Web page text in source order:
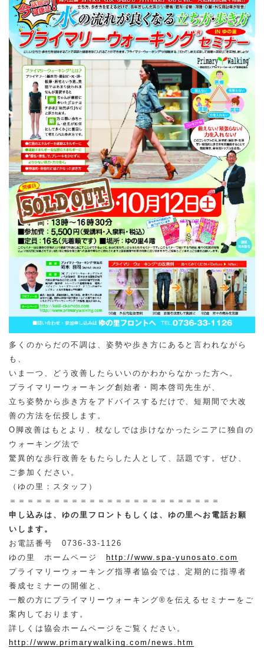
多くのからだの不調は、姿勢や歩き方にあると言われながら
も、
いま一つ、どう改善したらいいのかわからなかった方へ。
プライマリーウォーキング創始者・岡本啓司先生が、
立ち姿勢から歩き方をアドバイスするだけで、短期間で大改
善の方法を伝授します。
O脚改善はもとより、杖なしでは歩けなかったシニアに独自の
ウォーキング法で
驚異的な歩行改善をもたらした人として、話題です。ぜひ、
ご参加ください。
（ゆの里：スタッフ）
＝＝＝＝＝＝＝＝＝＝＝＝＝＝＝＝＝＝＝＝＝＝＝＝
申し込みは、ゆの里フロントもしくは、ゆの里へお電話お願
いします。
お電話番号 0736-33-1126
ゆの里 ホームページ
http://www.spa-yunosato.com
プライマリーウォーキング指導者協会では、定期的に指導者
養成セミナーの開催と、
一般の方にプライマリーウォーキング®を伝えるセミナーをご
案内しております。
詳しくは協会ホームページをご覧ください。
http://www.primarywalking.com/news.htm